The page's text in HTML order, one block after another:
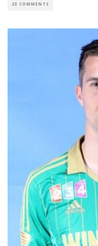
23 COMMENTS